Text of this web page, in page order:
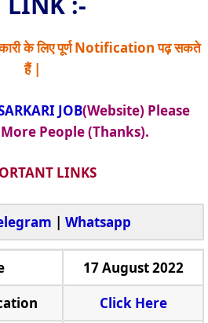
के लिए पूर्ण Notification पढ़ सकते
हैं |
JOB(Website) Please
People (Thanks).
LINKS
| Whatsapp
17 August 2022
Click Here